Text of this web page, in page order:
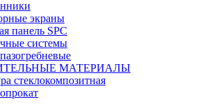
экраны
панель SPC
системы
МАТЕРИАЛЫ
стеклокомпозитная